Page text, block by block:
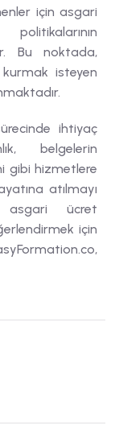
için asgari
Bu noktada,
kurmak isteyen
ihtiyaç
belgelerin
gibi hizmetlere
atılmayı
asgari ücret
için